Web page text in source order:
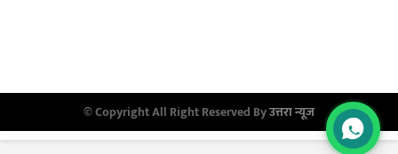
© Copyright All Right Reserved Byउत्तरा न्यूज